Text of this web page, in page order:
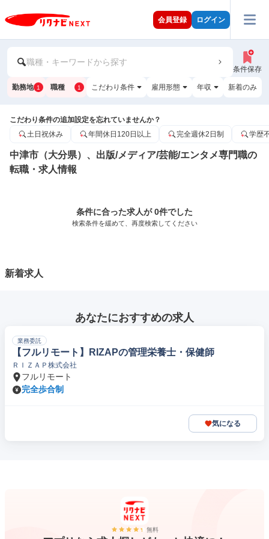
会員登録 ログイン
職種・キーワードから探す
条件保存
勤務地 1 職種 1 こだわり条件 雇用形態 年収 新着のみ
こだわり条件の追加設定を忘れていませんか？
土日祝休み
年間休日120日以上 完全週休2日制 学歴
中津市（大分県）、出版/メディア/芸能/エンタメ専門職の
転職・求人情報
条件に合った求人が 0件でした
検索条件を緩めて、再度検索してください
新着求人
あなたにおすすめの求人
業務委託
【フルリモート】RIZAPの管理栄養士・保健師
ＲＩＺＡＰ株式会社
フルリモート
完全歩合制
気になる
無料